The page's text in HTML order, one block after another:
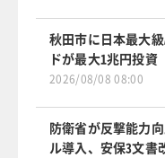
秋田市に日本最大
ドが最大1兆円投資
2026/08/08 08:00
防衛省が反撃能力
ル導入、安保3文書